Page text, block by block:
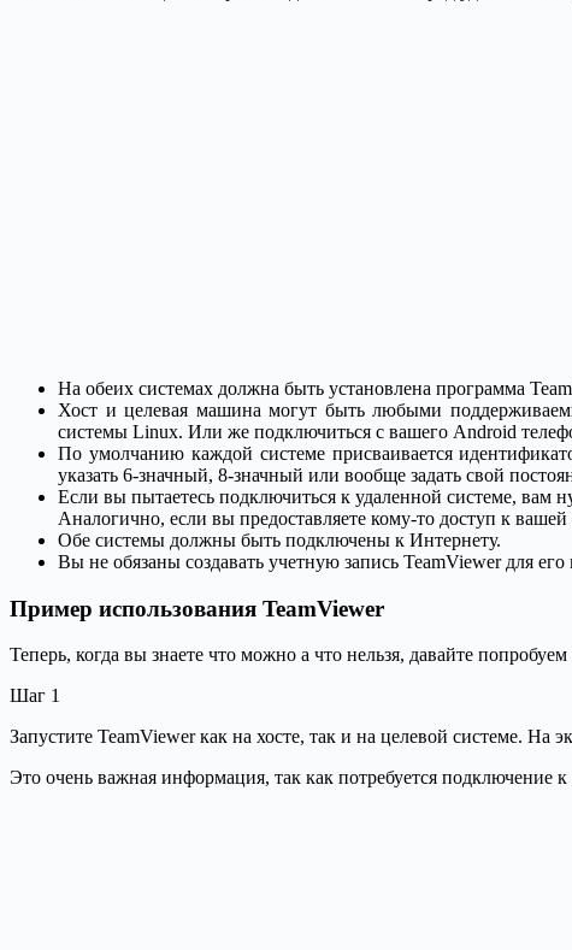
На обеих системах должна быть установлена программа
Хост и целевая машина могут быть любыми
системы Linux. Или же подключиться с вашего Android
По умолчанию каждой системе присваивается
указать 6-значный, 8-значный или вообще задать свой
Если вы пытаетесь подключиться к удаленной системе, вам
Аналогично, если вы предоставляете кому-то доступ к
Обе системы должны быть подключены к Интернету.
Вы не обязаны создавать учетную запись TeamViewer для его
Пример использования TeamViewer
Теперь, когда вы знаете что можно а что нельзя, давайте
Шаг 1
Запустите TeamViewer как на хосте, так и на целевой системе.
Это очень важная информация, так как потребуется подключение